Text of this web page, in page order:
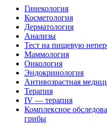
Гинекология
Косметология
Дерматология
Анализы
Тест на пищевую
Маммология
Онкология
Эндокринология
Антивозрастная
Терапия
IV — терапия
Комплексное
грибы